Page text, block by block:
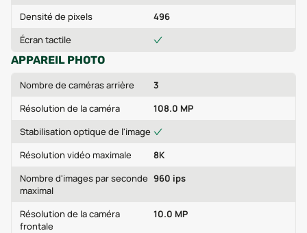
Densité de pixels
496
Écran tactile
APPAREIL PHOTO
Nombre de caméras arrière
3
Résolution de la caméra
108.0 MP
Stabilisation optique de l'image
Résolution vidéo maximale
8K
Nombre d'images par seconde
maximal
960 ips
Résolution de la caméra
frontale
10.0 MP